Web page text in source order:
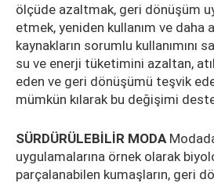
ölçüde azaltmak, geri dönüşüm
etmek, yeniden kullanım ve
kaynakların sorumlu kullanımını
su ve enerji tüketimini azaltan,
eden ve geri dönüşümü teşvik
mümkün kılarak bu değişimi
SÜRDÜRÜLEBİLİR MODA
uygulamalarına örnek olarak
parçalanabilen kumaşların, geri